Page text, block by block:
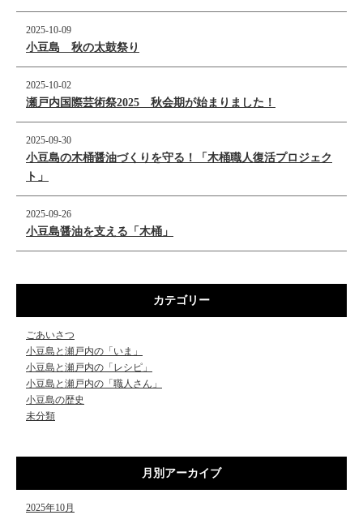
2025-10-09
小豆島 秋の太鼓祭り
2025-10-02
瀬戸内国際芸術祭2025 秋会期が始まりました！
2025-09-30
小豆島の木桶醤油づくりを守る！「木桶職人復活プロジェク
ト」
2025-09-26
小豆島醤油を支える「木桶」
カテゴリー
ごあいさつ
小豆島と瀬戸内の「いま」
小豆島と瀬戸内の「レシピ」
小豆島と瀬戸内の「職人さん」
小豆島の歴史
未分類
月別アーカイブ
2025年10月